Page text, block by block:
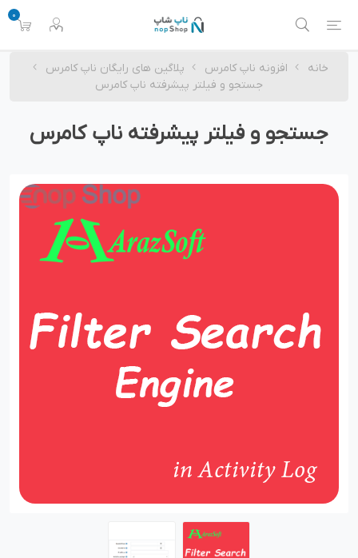
0
خانه افزونه ناپ کامرس
پلاگین های رایگان ناپ کامرس
جستجو و فیلتر پیشرفته ناپ کامرس
جستجو و فیلتر پیشرفته ناپ کامرس